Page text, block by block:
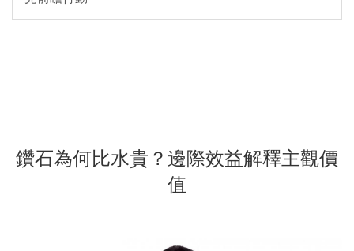
鑽石為何比水貴？邊際效益解釋主觀價
值